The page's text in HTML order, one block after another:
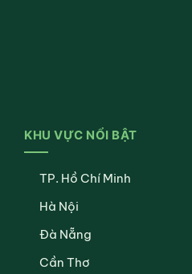
KHU VỰC NỔI BẬT
TP. Hồ Chí Minh
Hà Nội
Đà Nẵng
Cần Thơ